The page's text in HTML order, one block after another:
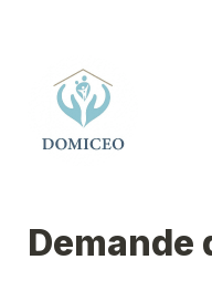
Demande